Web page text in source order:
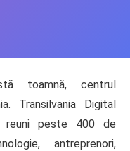
toamnă, centrul
Transilvania Digital
reuni peste 400 de
antreprenori,